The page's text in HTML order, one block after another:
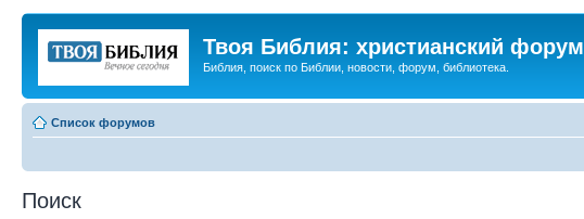
Твоя Библия: христианский форум
Библия, поиск по Библии, новости, форум, библиотека.
Список форумов
Поиск